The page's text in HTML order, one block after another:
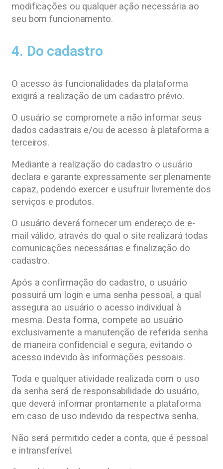
modificações ou qualquer ação necessária ao
seu bom funcionamento.
4. Do cadastro
O acesso às funcionalidades da plataforma
exigirá a realização de um cadastro prévio.
O usuário se compromete a não informar seus
dados cadastrais e/ou de acesso à plataforma a
terceiros.
Mediante a realização do cadastro o usuário
declara e garante expressamente ser plenamente
capaz, podendo exercer e usufruir livremente dos
serviços e produtos.
O usuário deverá fornecer um endereço de e-
mail válido, através do qual o site realizará todas
comunicações necessárias e finalização do
cadastro.
Após a confirmação do cadastro, o usuário
possuirá um login e uma senha pessoal, a qual
assegura ao usuário o acesso individual à
mesma. Desta forma, compete ao usuário
exclusivamente a manutenção de referida senha
de maneira confidencial e segura, evitando o
acesso indevido às informações pessoais.
Toda e qualquer atividade realizada com o uso
da senha será de responsabilidade do usuário,
que deverá informar prontamente a plataforma
em caso de uso indevido da respectiva senha.
Não será permitido ceder a conta, que é pessoal
e intransferível.